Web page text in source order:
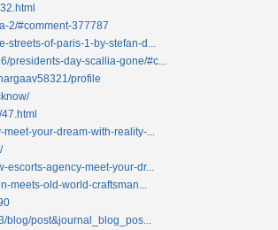
2/#comment-377787
of-paris-1-by-stefan-d...
presidents-day-scallia-gone/#c...
profile
your-dream-with-reality-...
agency-meet-your-dr...
meets-old-world-craftsman...
post&journal_blog_pos...